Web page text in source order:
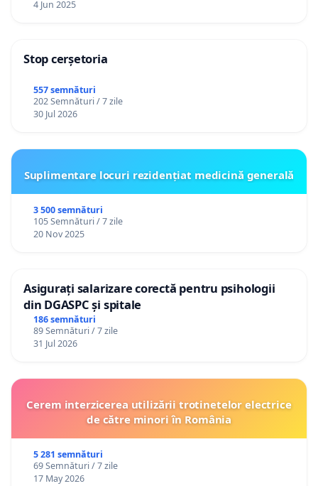
4 Jun 2025
Stop cerșetoria
557 semnături
202 Semnături / 7 zile
30 Jul 2026
Suplimentare locuri rezidențiat medicină generală
3 500 semnături
105 Semnături / 7 zile
20 Nov 2025
Asigurați salarizare corectă pentru psihologii
din DGASPC și spitale
186 semnături
89 Semnături / 7 zile
31 Jul 2026
Cerem interzicerea utilizării trotinetelor electrice
de către minori în România
5 281 semnături
69 Semnături / 7 zile
17 May 2026